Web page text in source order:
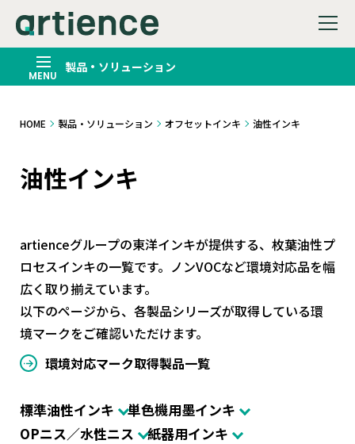
製品・ソリューション
HOME 製品・ソリューション オフセットインキ 油性インキ
油性インキ
artienceグループの東洋インキが提供する、枚葉油性プ
ロセスインキの一覧です。ノンVOCなど環境対応品を幅
広く取り揃えています。
以下のページから、各製品シリーズが取得している環
境マークをご確認いただけます。
環境対応マーク取得製品一覧
標準油性インキ
単色機用墨インキ
OPニス／水性ニス
紙器用インキ